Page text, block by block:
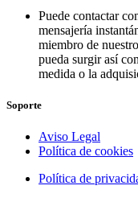
Puede contactar
mensajería
miembro de
pueda surgir así
medida o la
Soporte
Aviso Legal
Política de cookies
Política de